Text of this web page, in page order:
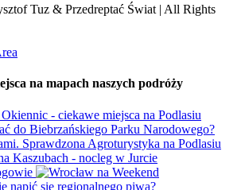
Tuz & Przedreptać Świat | All Rights
na mapach naszych podróży